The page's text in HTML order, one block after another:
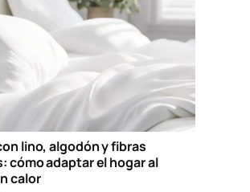
lino, algodón y fibras
cómo adaptar el hogar al
calor